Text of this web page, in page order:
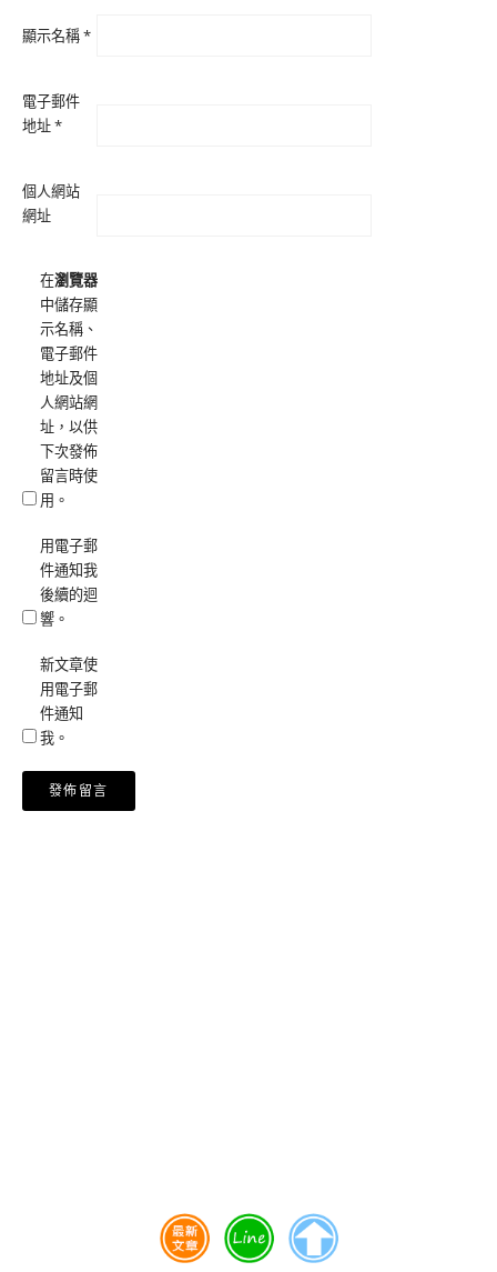
顯示名稱*
電子郵件
地址*
個人網站
網址
在瀏覽器
中儲存顯
示名稱、
電子郵件
地址及個
人網站網
址，以供
下次發佈
留言時使
用。
用電子郵
件通知我
後續的迴
響。
新文章使
用電子郵
件通知
我。